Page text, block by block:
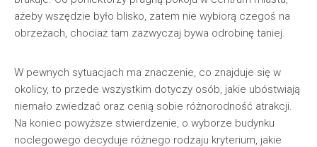
ażeby wszędzie było blisko, zatem nie wybiorą czegoś na
obrzeżach, chociaż tam zazwyczaj bywa odrobinę taniej.
W pewnych sytuacjach ma znaczenie, co znajduje się w
okolicy, to przede wszystkim dotyczy osób, jakie ubóstwiają
niemało zwiedzać oraz cenią sobie różnorodność atrakcji.
Na koniec powyższe stwierdzenie, o wyborze budynku
noclegowego decyduje różnego rodzaju kryterium, jakie